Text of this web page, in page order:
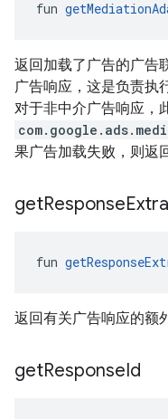
fun
返回加载了广告的广告
广告响应，这是负责执
对于非中介广告响应，
果广告加载失败，则返
getResponse
fun
返回有关广告响应的额
getResponseId